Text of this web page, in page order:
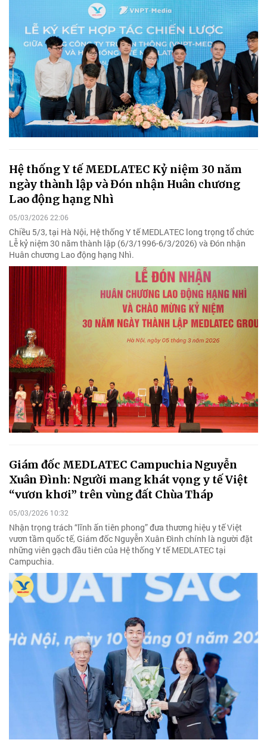
Hệ thống Y tế MEDLATEC Kỷ niệm 30 năm
ngày thành lập và Đón nhận Huân chương
Lao động hạng Nhì
05/03/2026 22:06
Chiều 5/3, tại Hà Nội, Hệ thống Y tế MEDLATEC long trọng tổ chức
Lễ kỷ niệm 30 năm thành lập (6/3/1996-6/3/2026) và Đón nhận
Huân chương Lao động hạng Nhì.
Giám đốc MEDLATEC Campuchia Nguyễn
Xuân Đình: Người mang khát vọng y tế Việt
“vươn khơi” trên vùng đất Chùa Tháp
05/03/2026 10:32
Nhận trọng trách “lĩnh ấn tiên phong” đưa thương hiệu y tế Việt
vươn tầm quốc tế, Giám đốc Nguyễn Xuân Đình chính là người đặt
những viên gạch đầu tiên của Hệ thống Y tế MEDLATEC tại
Campuchia.